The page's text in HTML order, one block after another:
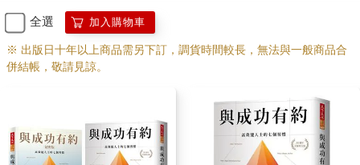
全選 加入購物車
※ 出版日十年以上商品需另下訂，調貨時間較長，無法與一般商品合
併結帳，敬請見諒。